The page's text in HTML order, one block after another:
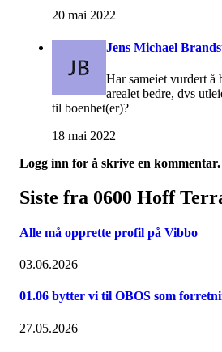
20 mai 2022
Jens Michael
Har sameiet vurdert å
arealet bedre, dvs
til boenhet(er)?
18 mai 2022
Logg inn for å skrive en kommentar.
Siste fra 0600 Hoff
Alle må opprette profil på Vibbo
03.06.2026
01.06 bytter vi til OBOS som
27.05.2026